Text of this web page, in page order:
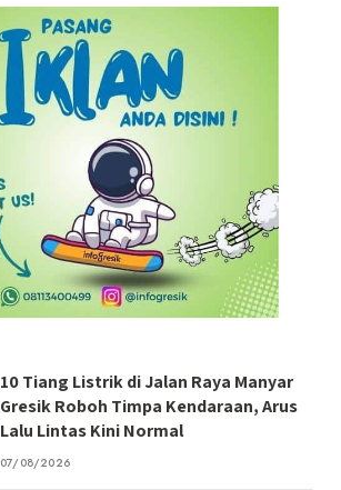
10 Tiang Listrik di Jalan Raya Manyar
Gresik Roboh Timpa Kendaraan, Arus
Lalu Lintas Kini Normal
07/08/2026